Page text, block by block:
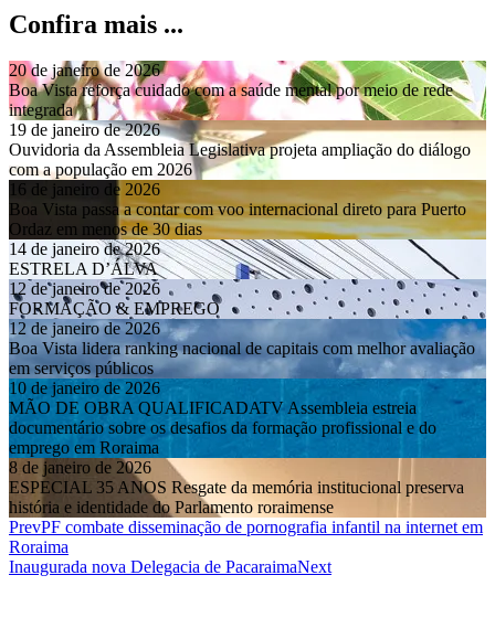
Confira mais ...
20 de janeiro de 2026
Boa Vista reforça cuidado com a saúde mental por meio de rede
integrada
19 de janeiro de 2026
Ouvidoria da Assembleia Legislativa projeta ampliação do diálogo
com a população em 2026
16 de janeiro de 2026
Boa Vista passa a contar com voo internacional direto para Puerto
Ordaz em menos de 30 dias
14 de janeiro de 2026
ESTRELA D’ÁLVA
12 de janeiro de 2026
FORMAÇÃO & EMPREGO
12 de janeiro de 2026
Boa Vista lidera ranking nacional de capitais com melhor avaliação
em serviços públicos
10 de janeiro de 2026
MÃO DE OBRA QUALIFICADATV Assembleia estreia
documentário sobre os desafios da formação profissional e do
emprego em Roraima
8 de janeiro de 2026
ESPECIAL 35 ANOS Resgate da memória institucional preserva
história e identidade do Parlamento roraimense
PrevPF combate disseminação de pornografia infantil na internet em
Roraima
Inaugurada nova Delegacia de PacaraimaNext